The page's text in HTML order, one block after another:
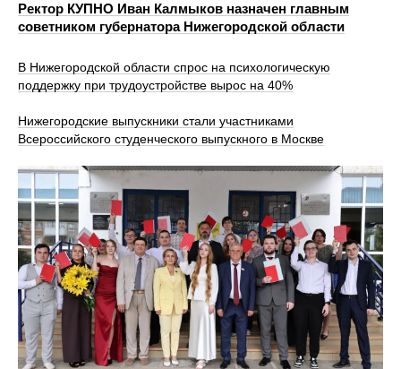
Ректор КУПНО Иван Калмыков назначен главным
советником губернатора Нижегородской области
В Нижегородской области спрос на психологическую
поддержку при трудоустройстве вырос на 40%
Нижегородские выпускники стали участниками
Всероссийского студенческого выпускного в Москве